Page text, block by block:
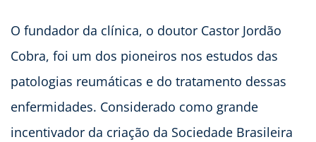
O fundador da clínica, o doutor Castor Jordão
Cobra, foi um dos pioneiros nos estudos das
patologias reumáticas e do tratamento dessas
enfermidades. Considerado como grande
incentivador da criação da Sociedade Brasileira